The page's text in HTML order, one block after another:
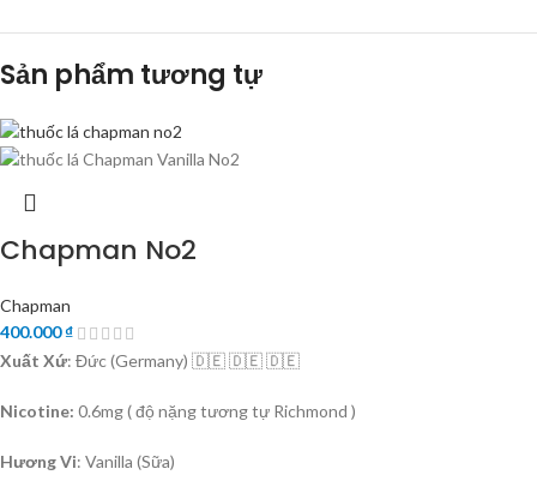
Sản phẩm tương tự
Chapman No2
Chapman
400.000₫
Xuất Xứ: Đức (Germany) 🇩🇪 🇩🇪 🇩🇪
Nicotine: 0.6mg ( độ nặng tương tự Richmond )
Hương Vi: Vanilla (Sữa)